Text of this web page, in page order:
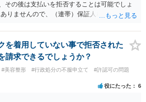
その後は支払いを拒否することは可能でしょ
りませんので、（連帯）保証人などにならな
を着用していない事で拒否された
請求できるでしょうか？
#美容整形 #行政処分の不服申立て
#許認可の問題
役にたった 6